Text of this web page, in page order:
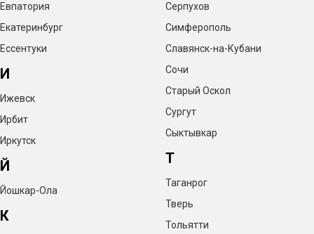
Евпатория
Екатеринбург
Ессентуки
И
Ижевск
Ирбит
Иркутск
Й
Йошкар-Ола
К
Серпухов
Симферополь
Славянск-на-Кубани
Сочи
Старый Оскол
Сургут
Сыктывкар
Т
Таганрог
Тверь
Тольятти